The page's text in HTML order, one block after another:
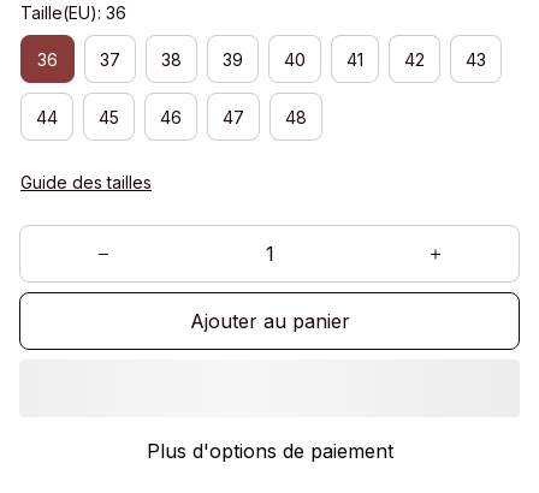
Taille(EU): 36
36 37 38 39 40 41 42 43
44 45 46 47 48
Guide des tailles
Ajouter au panier
Plus d'options de paiement